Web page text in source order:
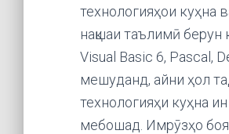
технологияҳои куҳна
нақшаи таълимӣ
Visual Basic 6, Pascal,
мешуданд, айни ҳол
технологияҳи куҳна
мебошад. Имрӯзҳо